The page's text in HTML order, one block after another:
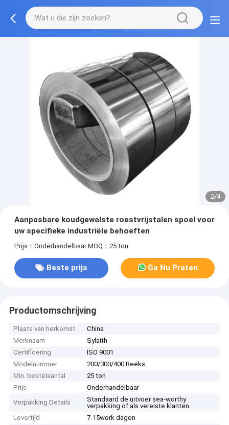
2/4
Aanpasbare koudgewalste roestvrijstalen spoel voor
uw specifieke industriële behoeften
Prijs：Onderhandelbaar MOQ：25 ton
Beste prijs Ga Nu Praten.
Productomschrijving
Plaats van herkomst
China
Merknaam
Sylaith
Certificering
ISO 9001
Modelnummer
200/300/400 Reeks
Min. bestelaantal
25 ton
Prijs
Onderhandelbaar
Verpakking Details
Standaard de uitvoer sea-worthy
verpakking of als vereiste klanten.
Levertijd
7-15work dagen